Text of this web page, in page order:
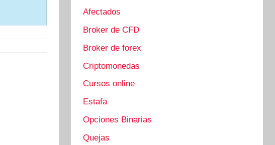
Afectados
Broker de CFD
Broker de forex
Criptomonedas
Cursos online
Estafa
Opciones Binarias
Quejas